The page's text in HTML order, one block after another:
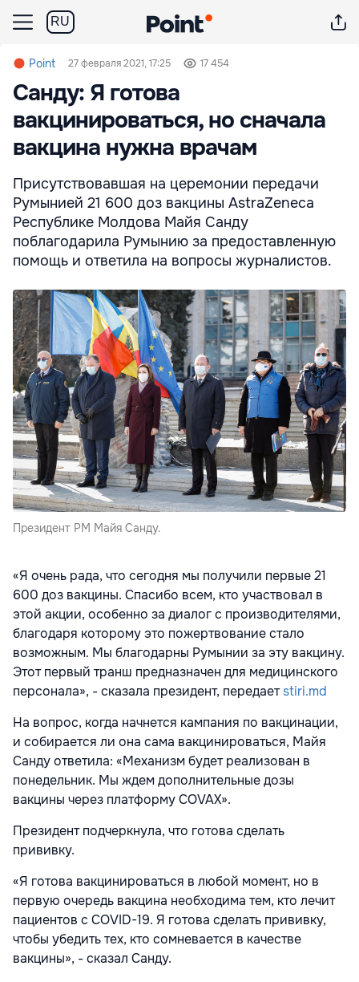
RU
Point 27 февраля 2021, 17:25 17 454
Санду: Я готова
вакцинироваться, но сначала
вакцина нужна врачам
Присутствовавшая на церемонии передачи
Румынией 21 600 доз вакцины AstraZeneca
Республике Молдова Майя Санду
поблагодарила Румынию за предоставленную
помощь и ответила на вопросы журналистов.
Президент РМ Майя Санду.
«Я очень рада, что сегодня мы получили первые 21
600 доз вакцины. Спасибо всем, кто участвовал в
этой акции, особенно за диалог с производителями,
благодаря которому это пожертвование стало
возможным. Мы благодарны Румынии за эту вакцину.
Этот первый транш предназначен для медицинского
персонала», - сказала президент, передаетstiri.md
На вопрос, когда начнется кампания по вакцинации,
и собирается ли она сама вакцинироваться, Майя
Санду ответила: «Механизм будет реализован в
понедельник. Мы ждем дополнительные дозы
вакцины через платформу COVAX».
Президент подчеркнула, что готова сделать
прививку.
«Я готова вакцинироваться в любой момент, но в
первую очередь вакцина необходима тем, кто лечит
пациентов с COVID-19. Я готова сделать прививку,
чтобы убедить тех, кто сомневается в качестве
вакцины», - сказал Санду.